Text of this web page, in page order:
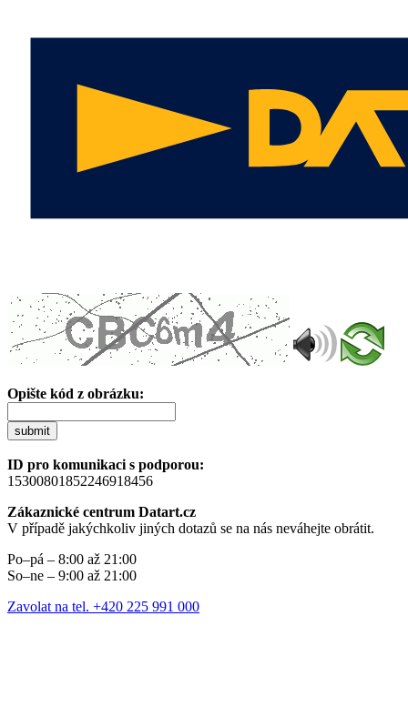
Opište kód z obrázku:
submit
ID pro komunikaci s podporou:
15300801852246918456
Zákaznické centrum Datart.cz
V případě jakýchkoliv jiných dotazů se na nás neváhejte obrátit.
Po–pá – 8:00 až 21:00
So–ne – 9:00 až 21:00
Zavolat na tel. +420 225 991 000